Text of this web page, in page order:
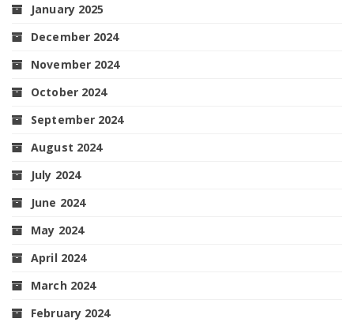
January 2025
December 2024
November 2024
October 2024
September 2024
August 2024
July 2024
June 2024
May 2024
April 2024
March 2024
February 2024